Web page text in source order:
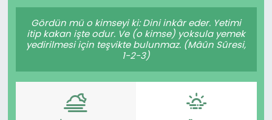
Gördün mü o kimseyi ki: Dini inkâr eder. Yetimi
itip kakan işte odur. Ve (o kimse) yoksula yemek
yedirilmesi için teşvikte bulunmaz. (Mâûn Sûresi,
1-2-3)
Gündem
KKTC
KKTC YEREL SEÇİM 2018
Kültür Sanat